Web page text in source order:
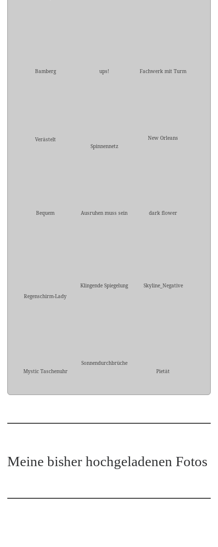
Bamberg ups! Fachwerk mit Turm
Verästelt
Spinnennetz
New Orleans
Bequem Ausruhen muss sein dark flower
Regenschirm-Lady
Klingende Spiegelung Skyline_Negative
Mystic Taschenuhr
Sonnendurchbrüche
Pietät
Meine bisher hochgeladenen Fotos